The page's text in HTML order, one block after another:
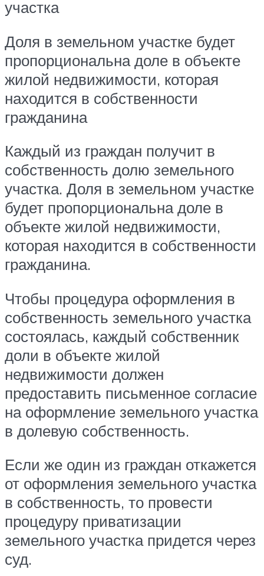
участка
Доля в земельном участке будет
пропорциональна доле в объекте
жилой недвижимости, которая
находится в собственности
гражданина
Каждый из граждан получит в
собственность долю земельного
участка. Доля в земельном участке
будет пропорциональна доле в
объекте жилой недвижимости,
которая находится в собственности
гражданина.
Чтобы процедура оформления в
собственность земельного участка
состоялась, каждый собственник
доли в объекте жилой
недвижимости должен
предоставить письменное согласие
на оформление земельного участка
в долевую собственность.
Если же один из граждан откажется
от оформления земельного участка
в собственность, то провести
процедуру приватизации
земельного участка придется через
суд.